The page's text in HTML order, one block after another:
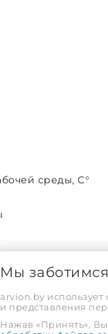
среды, С°
Мы
arvion.by
и представления
Нажав «Принять», Вы